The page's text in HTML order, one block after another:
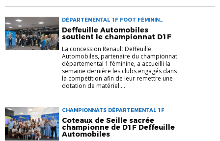
DÉPARTEMENTAL 1F FOOT FÉMININ
PARTENAIRES
Deffeuille Automobiles
soutient le championnat D1F
La concession Renault Deffeuille
Automobiles, partenaire du championnat
départemental 1 féminine, a accueilli la
semaine dernière les clubs engagés dans
la compétition afin de leur remettre une
dotation de matériel....
CHAMPIONNATS DÉPARTEMENTAL 1F
Coteaux de Seille sacrée
championne de D1F Deffeuille
Automobiles